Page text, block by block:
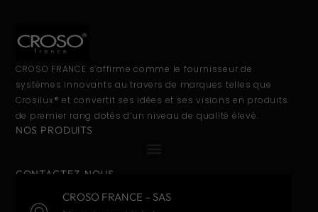
CROSO FRANCE s’affirme comme le fournisseur de
systèmes innovants au travers de marques telles que
Crosilux® et convertit ses idées et ses visions en produits
de premier rang dotés d’un niveau de qualité élevé.
NOS PRODUITS
CONTACTEZ-NOUS
CROSO FRANCE – SAS